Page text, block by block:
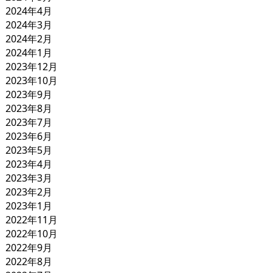
2024年4月
2024年3月
2024年2月
2024年1月
2023年12月
2023年10月
2023年9月
2023年8月
2023年7月
2023年6月
2023年5月
2023年4月
2023年3月
2023年2月
2023年1月
2022年11月
2022年10月
2022年9月
2022年8月